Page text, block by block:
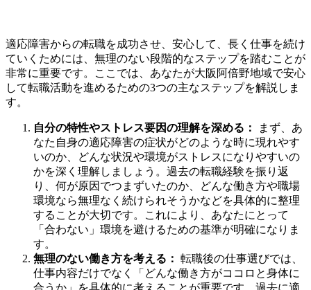
適応障害からの転職を成功させ、安心して、長く仕事を続け
ていくためには、無理のない段階的なステップを踏むことが
非常に重要です。ここでは、あなたが大阪阿倍野地域で安心
して転職活動を進めるための3つの主なステップを解説しま
す。
自分の特性やストレス要因の理解を深める：
まず、あ
なた自身の適応障害の症状がどのような時に現れやす
いのか、どんな状況や環境がストレスになりやすいの
かを深く理解しましょう。過去の転職経験を振り返
り、何が原因でつまずいたのか、どんな働き方や職場
環境なら無理なく続けられそうかなどを具体的に整理
することが大切です。これにより、あなたにとって
「合わない」環境を避けるための基準が明確になりま
す。
無理のない働き方を考える： 転職後の仕事選びでは、
仕事内容だけでなく「どんな働き方がココロと身体に
合うか」を具体的に考えることが重要です。過去に適